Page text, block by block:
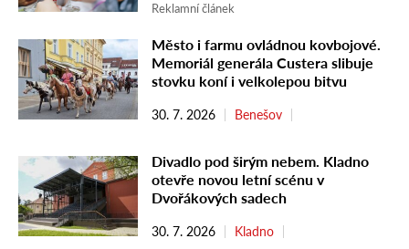
Reklamní článek
Město i farmu ovládnou kovbojové.
Memoriál generála Custera slibuje
stovku koní i velkolepou bitvu
30. 7. 2026 Benešov
Divadlo pod širým nebem. Kladno
otevře novou letní scénu v
Dvořákových sadech
30. 7. 2026 Kladno